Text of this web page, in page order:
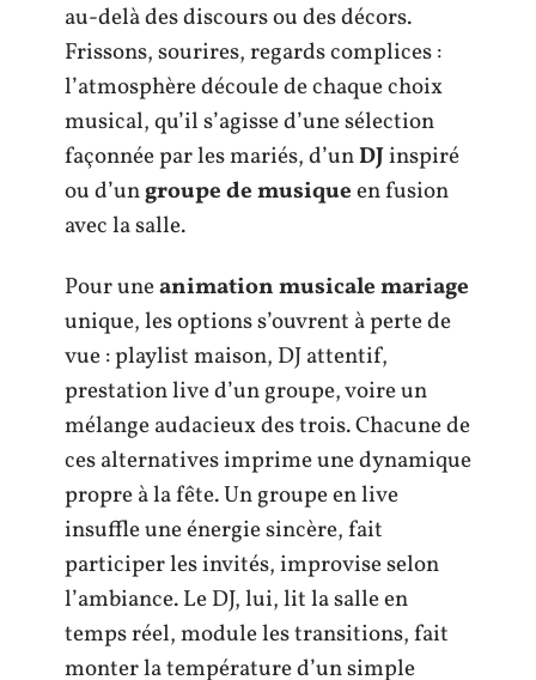
au-delà des discours ou des décors.
Frissons, sourires, regards complices :
l’atmosphère découle de chaque choix
musical, qu’il s’agisse d’une sélection
façonnée par les mariés, d’unDJinspiré
ou d’ungroupe de musiqueen fusion
avec la salle.
Pour uneanimation musicale mariage
unique, les options s’ouvrent à perte de
vue : playlist maison, DJ attentif,
prestation live d’un groupe, voire un
mélange audacieux des trois. Chacune de
ces alternatives imprime une dynamique
propre à la fête. Un groupe en live
insuffle une énergie sincère, fait
participer les invités, improvise selon
l’ambiance. Le DJ, lui, lit la salle en
temps réel, module les transitions, fait
monter la température d’un simple